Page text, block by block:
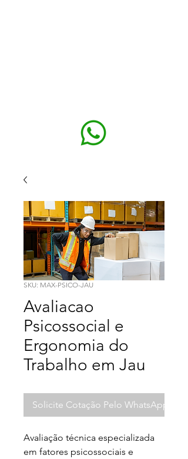
SKU: MAX-PSICO-JAU
Avaliacao
Psicossocial e
Ergonomia do
Trabalho em Jau
Solicite Cotação Pelo WhatsApp
Avaliação técnica especializada
em fatores psicossociais e